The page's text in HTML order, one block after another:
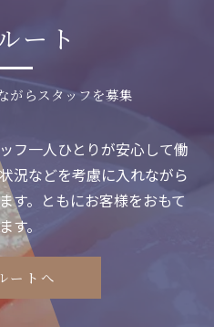
がらスタッフを募集
ート
フ一人ひとりが安心して働
況などを考慮に入れながら
す。ともにお客様をおもて
す。
ートへ